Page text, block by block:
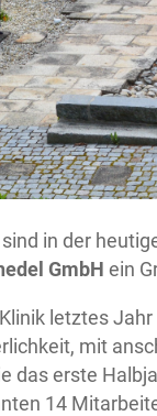
in der
GmbH ein
letztes
mit
das erste
14